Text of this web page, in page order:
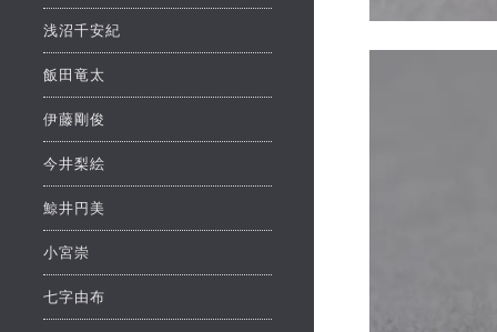
浅沼千安紀
飯田竜太
伊藤剛俊
今井梨絵
鯨井円美
小宮崇
七字由布